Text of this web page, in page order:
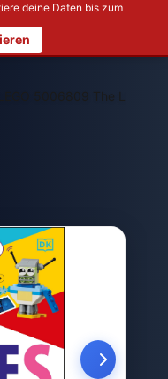
deine Daten bis zum
LEGO 5006809 The LEGO